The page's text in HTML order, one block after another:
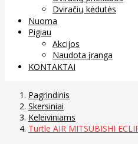
Dviračių kėdutės
Nuoma
Pigiau
Akcijos
Naudota įranga
KONTAKTAI
Pagrindinis
Skersiniai
Keleiviniams
Turtle AIR MITSUBISHI